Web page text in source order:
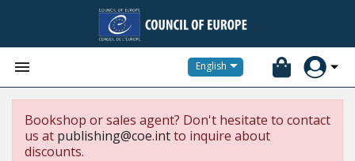
 English
Bookshop or sales agent? Don't hesitate to contact
us at publishing@coe.intto inquire about
discounts.